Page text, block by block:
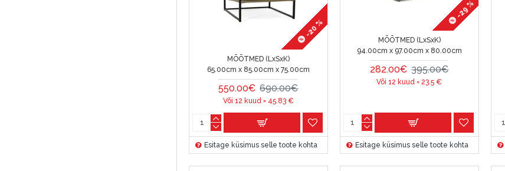
-20 %
MÕÕTMED (LxSxK)
65.00cm x 85.00cm x 75.00cm
550.00€ 690.00€
Või 12 kuud = 45.83€
Esitage küsimus selle toote kohta
-29 %
MÕÕTMED (LxSxK)
94.00cm x 97.00cm x 80.00cm
282.00€ 395.00€
Või 12 kuud =23.5 €
Esitage küsimus selle toote kohta